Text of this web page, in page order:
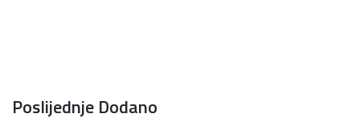
Poslijednje Dodano